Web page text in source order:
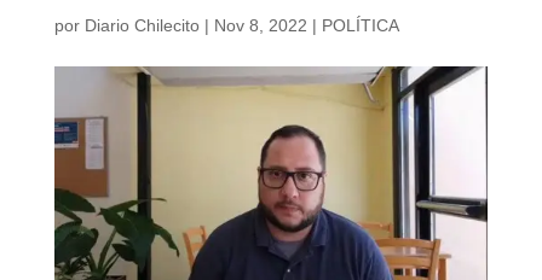
por Diario Chilecito| Nov 8, 2022 | POLÍTICA